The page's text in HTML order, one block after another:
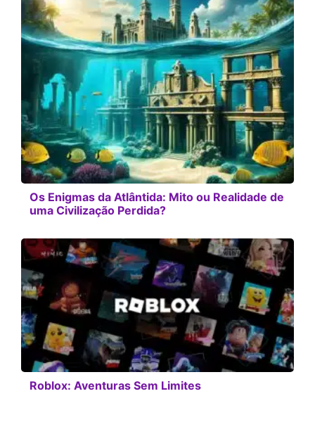
Os Enigmas da Atlântida: Mito ou Realidade de
uma Civilização Perdida?
Roblox: Aventuras Sem Limites